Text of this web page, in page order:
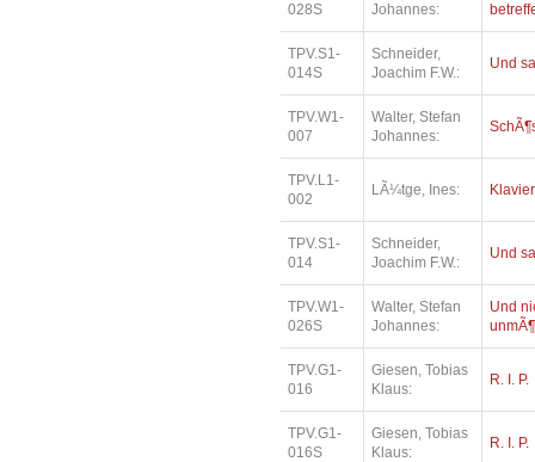
028S
Johannes:
TPV.S1-
014S
Schneider,
Joachim F.W.:
Und
TPV.W1-
007
Walter, Stefan
Johannes:
TPV.L1-
002
LÃ¼tge, Ines:
TPV.S1-
014
Schneider,
Joachim F.W.:
Und
TPV.W1-
026S
Walter, Stefan
Johannes:
Und
TPV.G1-
016
Giesen, Tobias
Klaus:
R. I. P.
TPV.G1-
016S
Giesen, Tobias
Klaus:
R. I. P.